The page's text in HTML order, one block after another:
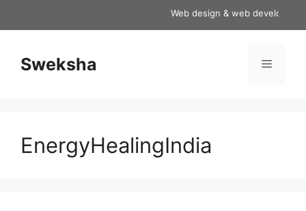
Web design & web development
Sweksha Menu
EnergyHealingIndia